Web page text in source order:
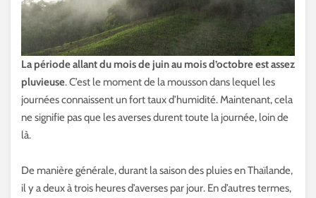
La période allant du mois de juin au mois d’octobre est assez
pluvieuse. C’est le moment de la mousson dans lequel les
journées connaissent un fort taux d’humidité. Maintenant, cela
ne signifie pas que les averses durent toute la journée, loin de
là.
De manière générale, durant la saison des pluies en Thaïlande,
il y a deux à trois heures d’averses par jour. En d’autres termes,